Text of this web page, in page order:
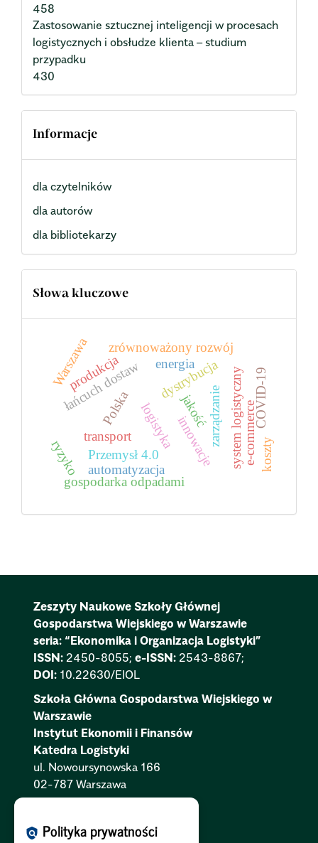
458
Zastosowanie sztucznej inteligencji w procesach
logistycznych i obsłudze klienta – studium
przypadku
430
Informacje
dla czytelników
dla autorów
dla bibliotekarzy
Słowa kluczowe
logistyka
transport
łańcuch dostaw
innowacjezarządzanie
zrównoważony rozwój
dystrybucja system logistyczny
Przemysł 4.0
Polska e-commerce
Warszawa
gospodarka odpadami
COVID-19
energia
produkcja
ryzyko
jakość
automatyzacja koszty
Zeszyty Naukowe Szkoły Głównej
Gospodarstwa Wiejskiego w Warszawie
seria: “Ekonomika i Organizacja Logistyki”
ISSN: 2450-8055; e-ISSN: 2543-8867;
DOI: 10.22630/EIOL
Szkoła Główna Gospodarstwa Wiejskiego w
Warszawie
Instytut Ekonomii i Finansów
Katedra Logistyki
ul. Nowoursynowska 166
02-787 Warszawa
Polityka Prywatności:PL
policy Polityka prywatności